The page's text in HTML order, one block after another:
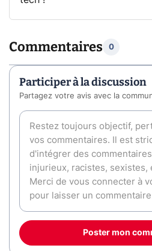
Commentaires 0
Participer à la discussion
Partagez votre avis avec la
Poster mon